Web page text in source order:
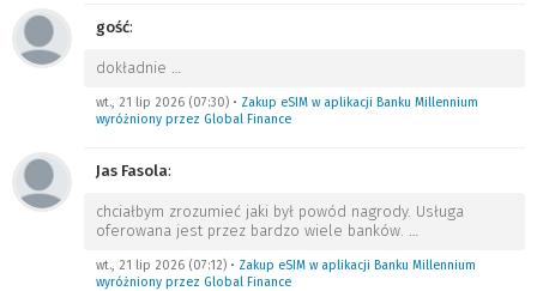
gość:
dokładnie …
wt., 21 lip 2026 (07:30) • Zakup eSIM w aplikacji Banku Millennium
wyróżniony przez Global Finance
Jas Fasola:
chciałbym zrozumieć jaki był powód nagrody. Usługa
oferowana jest przez bardzo wiele banków. …
wt., 21 lip 2026 (07:12) • Zakup eSIM w aplikacji Banku Millennium
wyróżniony przez Global Finance